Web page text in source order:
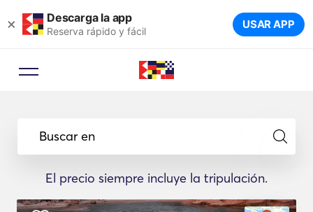
× Descarga la app
Reserva rápido y fácil USAR APP
Buscar en
El precio siempre incluye la tripulación.